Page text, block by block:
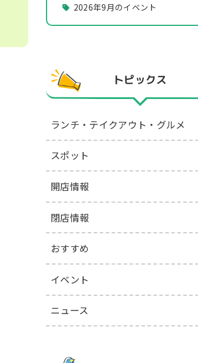
2026年9月のイベント
トピックス
ランチ・テイクアウト・グルメ
スポット
開店情報
閉店情報
おすすめ
イベント
ニュース